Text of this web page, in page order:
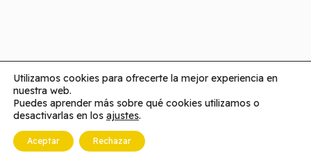
Utilizamos cookies para ofrecerte la mejor experiencia en
nuestra web.
Puedes aprender más sobre qué cookies utilizamos o
desactivarlas en los ajustes.
Aceptar Rechazar